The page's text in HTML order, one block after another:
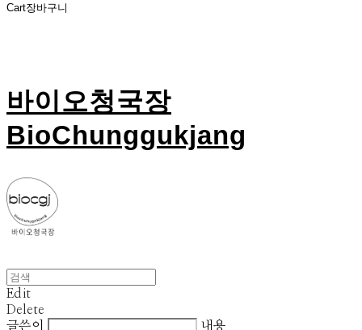
Cart장바구니
바이오청국장
BioChunggukjang
Edit
Delete
글쓴이
내용